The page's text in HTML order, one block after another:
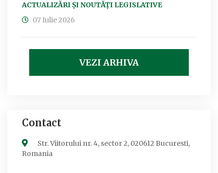
ACTUALIZĂRI ȘI NOUTĂȚI LEGISLATIVE
07 Iulie 2026
VEZI ARHIVA
Contact
Str. Viitorului nr. 4, sector 2, 020612 Bucuresti,
Romania